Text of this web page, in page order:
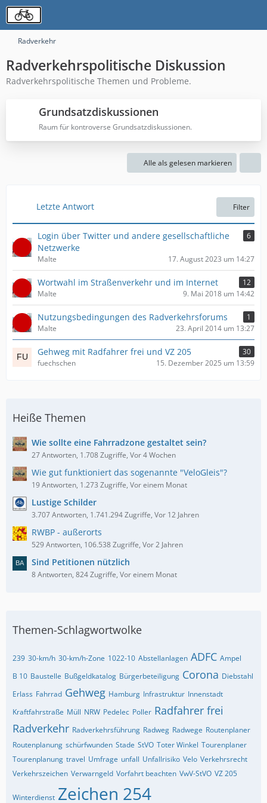
Radverkehr
Radverkehrspolitische Diskussion
Radverkehrspolitische Themen und Probleme.
Grundsatzdiskussionen
Raum für kontroverse Grundsatzdiskussionen.
Alle als gelesen markieren
Letzte Antwort Filter
Login über Twitter und andere gesellschaftliche
Netzwerke
6
Malte 17. August 2023 um 14:27
Wortwahl im Straßenverkehr und im Internet
12
Malte
9. Mai 2018 um 14:42
Nutzungsbedingungen des Radverkehrsforums
1
Malte
23. April 2014 um 13:27
Gehweg mit Radfahrer frei und VZ 205
30
fuechschen
15. Dezember 2025 um 13:59
Heiße Themen
Wie sollte eine Fahrradzone gestaltet sein?
27 Antworten, 1.708 Zugriffe, Vor 4 Wochen
Wie gut funktioniert das sogenannte "VeloGleis"?
19 Antworten, 1.273 Zugriffe, Vor einem Monat
Lustige Schilder
3.707 Antworten, 1.741.294 Zugriffe, Vor 12 Jahren
RWBP - außerorts
529 Antworten, 106.538 Zugriffe, Vor 2 Jahren
Sind Petitionen nützlich
8 Antworten, 824 Zugriffe, Vor einem Monat
Themen-Schlagwortwolke
239 30-km/h 30-km/h-Zone 1022-10 Abstellanlagen ADFC Ampel
B 10 Baustelle Bußgeldkatalog Bürgerbeteiligung Corona Diebstahl
Erlass Fahrrad Gehweg Hamburg Infrastruktur Innenstadt
Kraftfahrstraße Müll NRW Pedelec Poller Radfahrer frei
Radverkehr Radverkehrsführung Radweg Radwege Routenplaner
Routenplanung schürfwunden Stade StVO Toter Winkel Tourenplaner
Tourenplanung travel Umfrage unfall Unfallrisiko Velo Verkehrsrecht
Verkehrszeichen Verwarngeld Vorfahrt beachten VwV-StVO VZ 205
Winterdienst Zeichen 254